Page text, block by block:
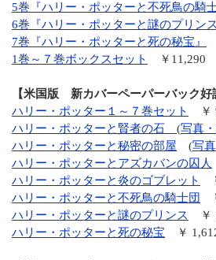
5巻『ハリー・ポッターと不死鳥の騎士
6巻『ハリー・ポッターと謎のプリンス
7巻『ハリー・ポッターと死の秘宝』
1巻～７巻ボックスセット
￥11,290
【米国版 新カバーペーパーバック好
ハリー・ポッター１～７巻セット
￥
ハリー・ポッターと賢者の石 (写真
ハリー・ポッターと秘密の部屋 (写
ハリー・ポッターとアズカバンの囚人
ハリー・ポッターと炎のゴブレット
ハリー・ポッターと不死鳥の騎士団
ハリー・ポッターと謎のプリンス
￥
ハリー・ポッターと死の秘宝 ￥